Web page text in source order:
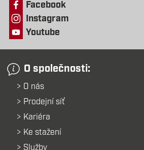
Facebook
Instagram
Youtube
O společnosti:
O nás
Prodejní síť
Kariéra
Ke stažení
Služby